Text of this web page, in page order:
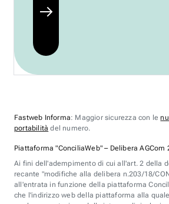
Fastweb Informa: Maggior sicurezza con le
portabilità del numero.
Piattaforma "ConciliaWeb" – Delibera AGCom
Ai fini dell'adempimento di cui all'art. 2 della
recante "modifiche alla delibera n.203/18/
all'entrata in funzione della piattaforma
che l'indirizzo web della piattaforma alla